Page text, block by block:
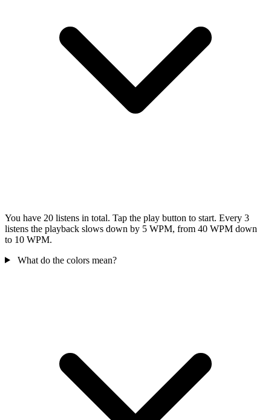
You have 20 listens in total. Tap the play button to start. Every 3
listens the playback slows down by 5 WPM, from 40 WPM down
to 10 WPM.
What do the colors mean?